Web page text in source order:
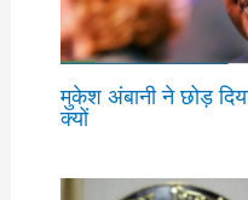
मुकेश अंबानी ने छोड़
क्यों